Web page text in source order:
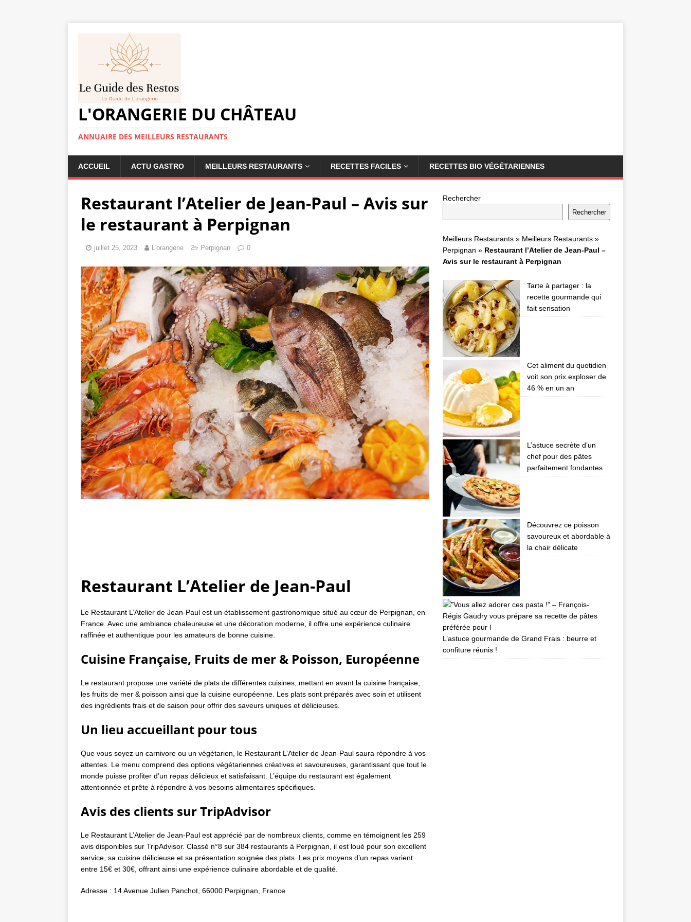
L'ORANGERIE DU CHÂTEAU
ANNUAIRE DES MEILLEURS RESTAURANTS
ACCUEIL ACTU GASTRO MEILLEURS RESTAURANTS RECETTES FACILES RECETTES BIO VÉGÉTARIENNES
Restaurant l’Atelier de Jean-Paul – Avis sur
le restaurant à Perpignan
juillet 25, 2023 L'orangerie Perpignan 0
Restaurant L’Atelier de Jean-Paul
Le Restaurant L’Atelier de Jean-Paul est un établissement gastronomique situé au cœur de Perpignan, en
France. Avec une ambiance chaleureuse et une décoration moderne, il offre une expérience culinaire
raffinée et authentique pour les amateurs de bonne cuisine.
Cuisine Française, Fruits de mer & Poisson, Européenne
Le restaurant propose une variété de plats de différentes cuisines, mettant en avant la cuisine française,
les fruits de mer & poisson ainsi que la cuisine européenne. Les plats sont préparés avec soin et utilisent
des ingrédients frais et de saison pour offrir des saveurs uniques et délicieuses.
Un lieu accueillant pour tous
Que vous soyez un carnivore ou un végétarien, le Restaurant L’Atelier de Jean-Paul saura répondre à vos
attentes. Le menu comprend des options végétariennes créatives et savoureuses, garantissant que tout le
monde puisse profiter d’un repas délicieux et satisfaisant. L’équipe du restaurant est également
attentionnée et prête à répondre à vos besoins alimentaires spécifiques.
Avis des clients sur TripAdvisor
Le Restaurant L’Atelier de Jean-Paul est apprécié par de nombreux clients, comme en témoignent les 259
avis disponibles sur TripAdvisor. Classé n°8 sur 384 restaurants à Perpignan, il est loué pour son excellent
service, sa cuisine délicieuse et sa présentation soignée des plats. Les prix moyens d’un repas varient
entre 15€ et 30€, offrant ainsi une expérience culinaire abordable et de qualité.
Adresse : 14 Avenue Julien Panchot, 66000 Perpignan, France
Rechercher
Rechercher
Meilleurs Restaurants» Meilleurs Restaurants»
Perpignan » Restaurant l’Atelier de Jean-Paul –
Avis sur le restaurant à Perpignan
Tarte à partager : la
recette gourmande qui
fait sensation
Cet aliment du quotidien
voit son prix exploser de
46 % en un an
L’astuce secrète d’un
chef pour des pâtes
parfaitement fondantes
Découvrez ce poisson
savoureux et abordable à
la chair délicate
L’astuce gourmande de Grand Frais : beurre et
confiture réunis !